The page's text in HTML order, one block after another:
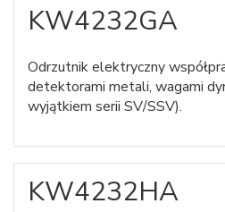
KW4232GA
Odrzutnik elektryczny
detektorami metali, wagami
wyjątkiem serii SV/SSV).
KW4232HA